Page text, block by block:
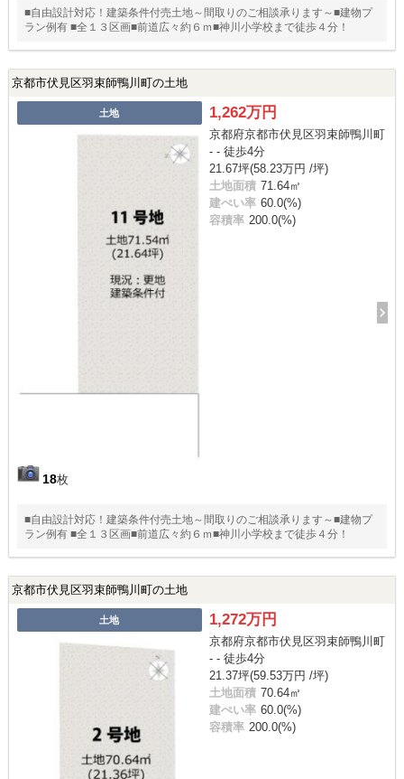
■自由設計対応！建築条件付売土地～間取りのご相談承ります～■建物プ
ラン例有 ■全１３区画■前道広々約６ｍ■神川小学校まで徒歩４分！
京都市伏見区羽束師鴨川町の土地
土地
18枚
1,262万円
京都府京都市伏見区羽束師鴨川町
- - 徒歩4分
21.67坪(58.23万円 /坪)
土地面積 71.64㎡
建ぺい率 60.0(%)
容積率 200.0(%)
■自由設計対応！建築条件付売土地～間取りのご相談承ります～■建物プ
ラン例有 ■全１３区画■前道広々約６ｍ■神川小学校まで徒歩４分！
京都市伏見区羽束師鴨川町の土地
土地 1,272万円
京都府京都市伏見区羽束師鴨川町
- - 徒歩4分
21.37坪(59.53万円 /坪)
土地面積 70.64㎡
建ぺい率 60.0(%)
容積率 200.0(%)